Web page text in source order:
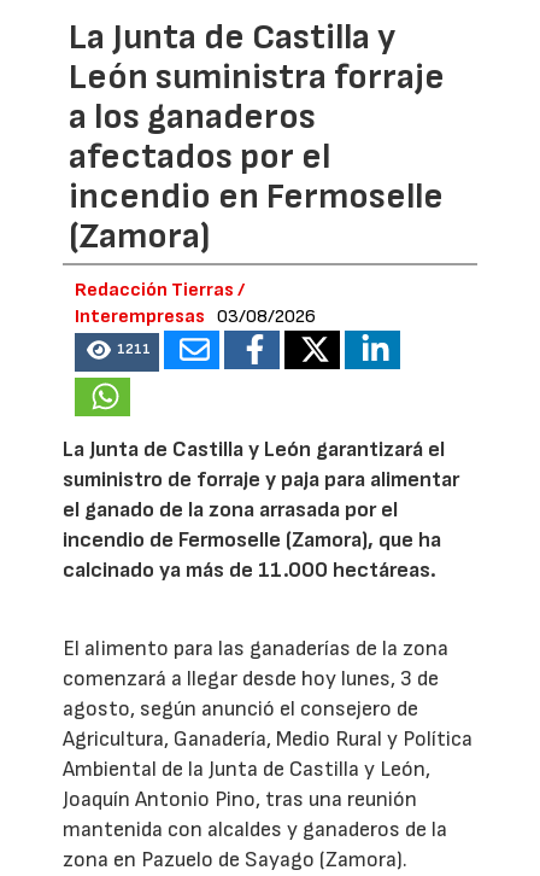
La Junta de Castilla y
León suministra forraje
a los ganaderos
afectados por el
incendio en Fermoselle
(Zamora)
Redacción Tierras /
Interempresas
03/08/2026
1211
La Junta de Castilla y León garantizará el
suministro de forraje y paja para alimentar
el ganado de la zona arrasada por el
incendio de Fermoselle (Zamora), que ha
calcinado ya más de 11.000 hectáreas.
El alimento para las ganaderías de la zona
comenzará a llegar desde hoy lunes, 3 de
agosto, según anunció el consejero de
Agricultura, Ganadería, Medio Rural y Política
Ambiental de la Junta de Castilla y León,
Joaquín Antonio Pino, tras una reunión
mantenida con alcaldes y ganaderos de la
zona en Pazuelo de Sayago (Zamora).